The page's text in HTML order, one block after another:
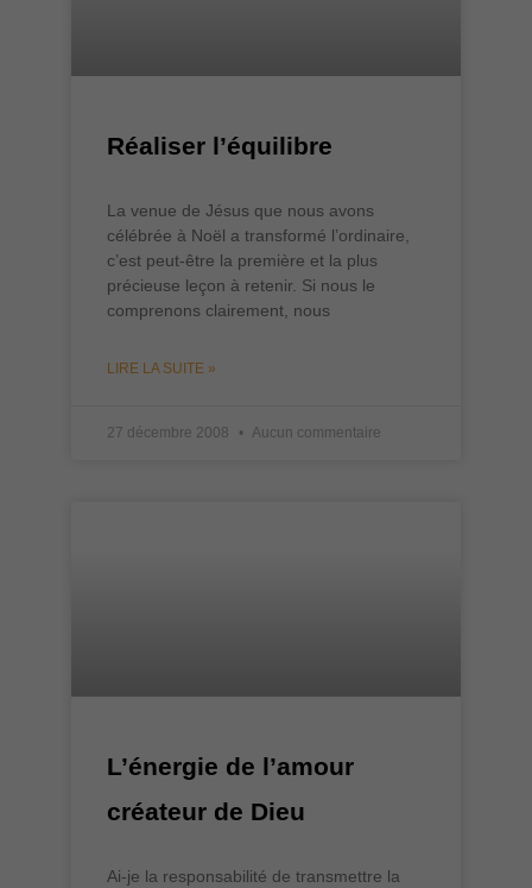
Réaliser l’équilibre
La venue de Jésus que nous avons
célébrée à Noël a transformé l’ordinaire,
c’est peut-être la première et la plus
précieuse leçon à retenir. Si nous le
comprenons clairement, nous
LIRE LA SUITE »
27 décembre 2008 Aucun commentaire
L’énergie de l’amour
créateur de Dieu
Ai-je la responsabilité de transmettre la